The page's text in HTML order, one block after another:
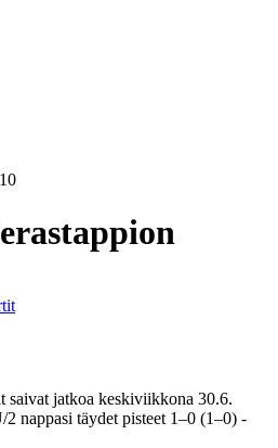
saivat jatkoa keskiviikkona 30.6.
nappasi täydet pisteet 1–0 (1–0) -